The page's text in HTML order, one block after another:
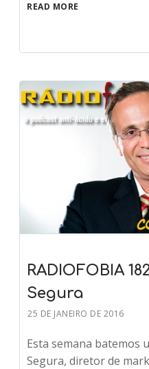
READ MORE
RADIOFOBIA
Segura
25 DE JANEIRO DE 2016
Esta semana batemos
Segura, diretor de